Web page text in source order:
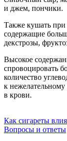
и джем, пончики.
Также кушать при
содержащие
декстрозы,
Высокое
спровоцировать
количество
к нежелательному
в крови.
Как сигареты
Вопросы и ответы